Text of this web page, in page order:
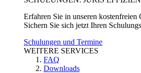
Erfahren Sie in unseren
Sichern Sie sich jetzt Ihren
Schulungen und Termine
WEITERE SERVICES
FAQ
Downloads